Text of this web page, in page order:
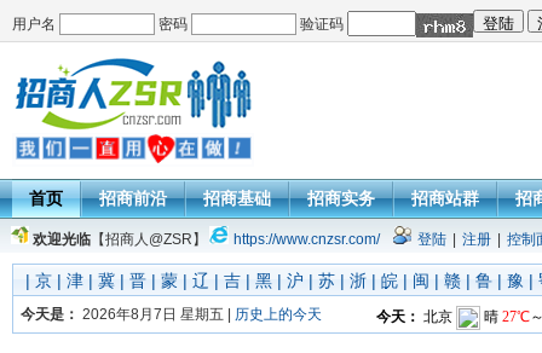
用户名 密码 验证码
首页 招商前沿 招商基础 招商实务 招商站群 招
欢迎光临 【招商人@ZSR】 https://www.cnzsr.com/ 登陆 注册 控制
| 京 | 津 | 冀 | 晋 | 蒙 | 辽 | 吉 | 黑 | 沪 | 苏 | 浙 | 皖 | 闽 | 赣 | 鲁 | 豫 |
今天是： 2026年8月7日 星期五 | 历史上的今天